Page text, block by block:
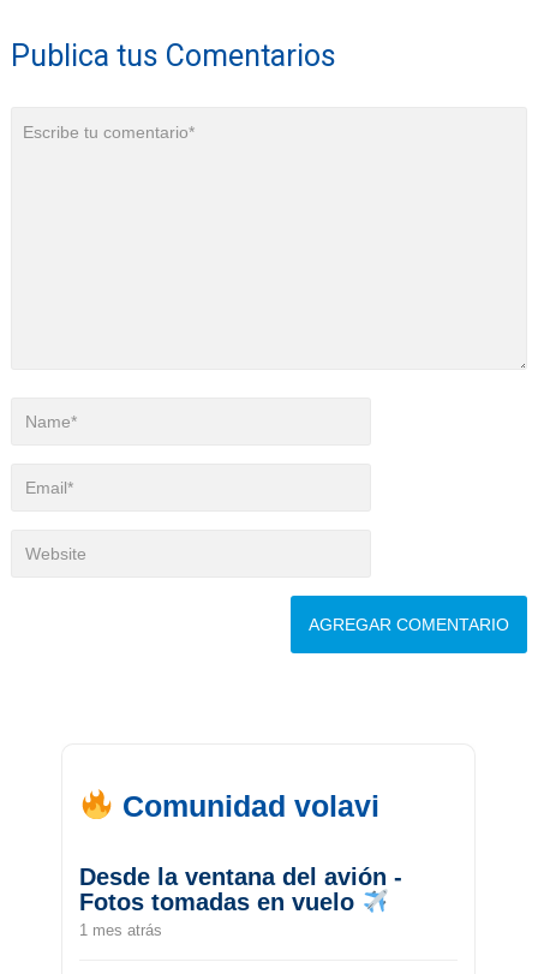
Publica tus Comentarios
Comunidad volavi
Desde la ventana del avión -
Fotos tomadas en vuelo
1 mes atrás